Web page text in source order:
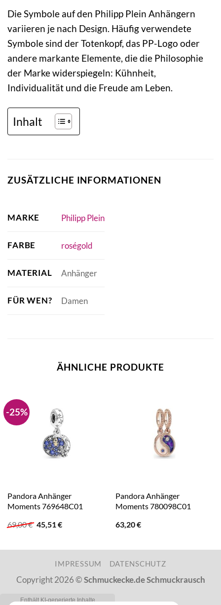
Die Symbole auf den Philipp Plein Anhängern
variieren je nach Design. Häufig verwendete
Symbole sind der Totenkopf, das PP-Logo oder
andere markante Elemente, die die Philosophie
der Marke widerspiegeln: Kühnheit,
Individualität und die Freude am Leben.
Inhalt
ZUSÄTZLICHE INFORMATIONEN
MARKE Philipp Plein
FARBE roségold
MATERIAL Anhänger
FÜR WEN? Damen
ÄHNLICHE PRODUKTE
-25%
Pandora Anhänger
Moments 769648C01
69,00€ Ursprünglicher
69,00 €
45,51€Aktueller
45,51 €.
Pandora Anhänger
Moments 780098C01
63,20€
IMPRESSUM DATENSCHUTZ
Copyright 2026 ©Schmuckecke.de Schmuckrausch